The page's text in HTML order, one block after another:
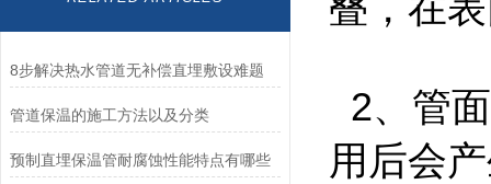
8步解决热水管道无补偿直埋敷设难题
管道保温的施工方法以及分类
预制直埋保温管耐腐蚀性能特点有哪些
叠，在
2、管
用后会